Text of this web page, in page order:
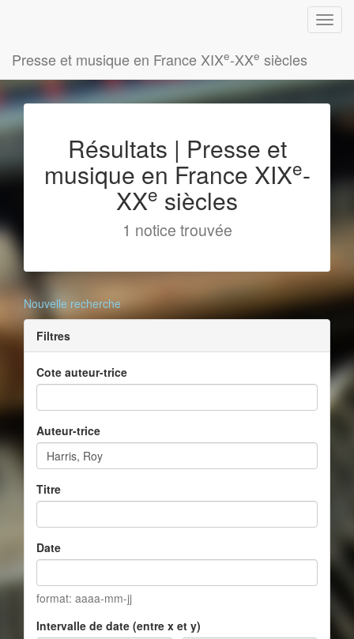
Presse et musique en France XIXe-XXe siècles
Résultats | Presse et
musique en France XIXe-
XXe siècles
1 notice trouvée
Nouvelle recherche
Filtres
Cote auteur-trice
Auteur-trice
Titre
Date
format: aaaa-mm-jj
Intervalle de date (entre x et y)